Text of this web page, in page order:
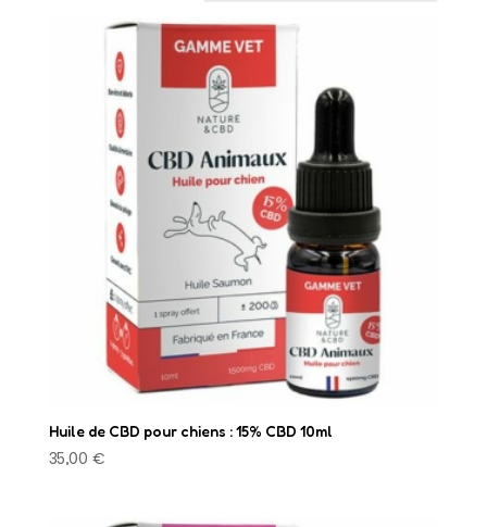
Huile de CBD pour chiens : 15% CBD 10ml
35,00 €